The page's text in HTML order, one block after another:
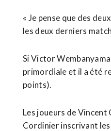
« Je pense que des
les deux derniers
Si Victor
primordiale et il a été
points).
Les joueurs de
Cordinier inscrivant